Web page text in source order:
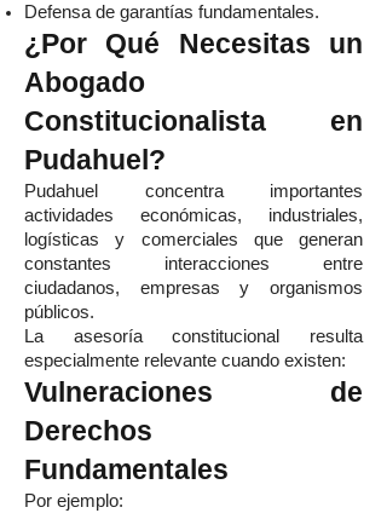
Defensa de garantías fundamentales.
¿Por Qué Necesitas un
Abogado
Constitucionalista en
Pudahuel?
Pudahuel concentra importantes
actividades económicas, industriales,
logísticas y comerciales que generan
constantes interacciones entre
ciudadanos, empresas y organismos
públicos.
La asesoría constitucional resulta
especialmente relevante cuando existen:
Vulneraciones de
Derechos
Fundamentales
Por ejemplo: